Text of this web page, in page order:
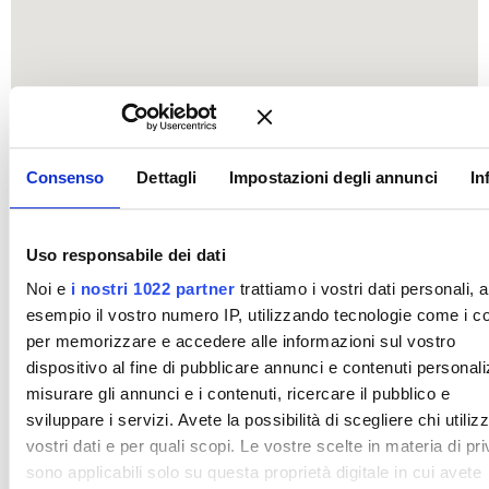
Consenso Dettagli Impostazioni degli annunci
Uso responsabile dei dati
Noi e i nostri 1022 partnertrattiamo i vostri dati personali,
esempio il vostro numero IP, utilizzando tecnologie come i
per memorizzare e accedere alle informazioni sul vostro
dispositivo al fine di pubblicare annunci e contenuti
misurare gli annunci e i contenuti, ricercare il pubblico e
sviluppare i servizi. Avete la possibilità di scegliere chi
vostri dati e per quali scopi. Le vostre scelte in materia di
sono applicabili solo su questa proprietà digitale in cui avete